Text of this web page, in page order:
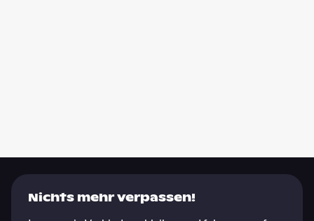
Nichts mehr verpassen!